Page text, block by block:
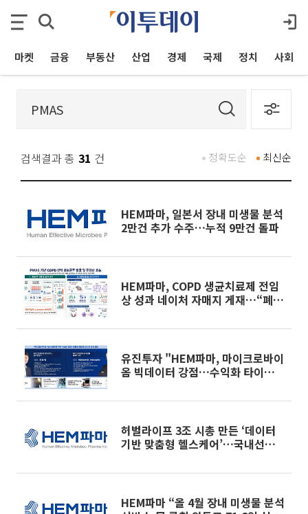
마켓 금융 부동산 산업 경제 국제 정치 사회
검색결과 총 31 건 최신순
정확도순
HEM파마, 일본서 장내 미생물 분석
2만건 추가 수주…누적 9만건 돌파
HEM파마, COPD 생균치료제 전임
상 성과 네이처 자매지 게재…“폐기
유진투자 "HEM파마, 마이크로바이
옴 빅데이터 강점…수익화 타이밍
허벌라이프 3조 시총 만든 ‘데이터
기반 맞춤형 헬스케어’…국내선
HEM파마 “올 4월 장내 미생물 분석